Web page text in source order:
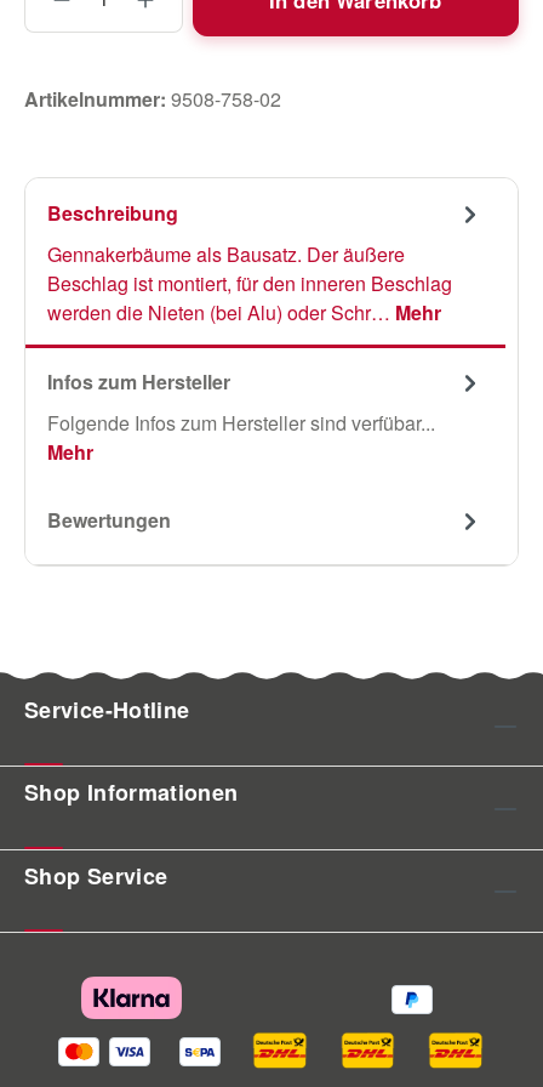
Artikelnummer: 9508-758-02
Beschreibung
Gennakerbäume als Bausatz. Der äußere
Beschlag ist montiert, für den inneren Beschlag
werden die Nieten (bei Alu) oder Schr… Mehr
Infos zum Hersteller
Folgende Infos zum Hersteller sind verfübar...
Mehr
Bewertungen
Service-Hotline
Shop Informationen
Shop Service